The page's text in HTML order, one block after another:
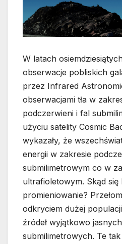
W latach
obserwacje pobliskich
przez Infrared
obserwacjami tła w
podczerwieni i fal
użyciu satelity Cosmic
wykazały, że
energii w zakresie
submilimetrowym co w
ultrafioletowym. Skąd się
promieniowanie?
odkryciem dużej
źródeł wyjątkowo
submilimetrowych. Te